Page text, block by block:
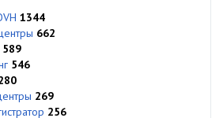
1344
662
589
546
269
256